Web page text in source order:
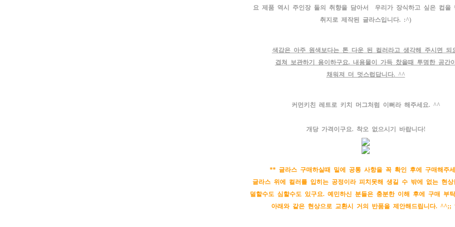
요 제품 역시 주인장 둘의 취향을 담아서 우리가 장식하고 싶은 컵을
취지로 제작된 글라스입니다. :^)
색감은 아주 원색보다는 톤 다운 된 컬러라고 생각해 주시면 되
겹쳐 보관하기 용이하구요. 내용물이 가득 찼을때 투명한 공간
채워져 더 멋스럽답니다. ^^
커먼키친 레트로 키치 머그처럼 이뻐라 해주세요. ^^
개당 가격이구요. 착오 없으시기 바랍니다!
** 글라스 구매하실때 밑에 공통 사항을 꼭 확인 후에 구매해주
글라스 위에 컬러를 입히는 공정이라 피치못해 생길 수 밖에 없는 현상
덜할수도 심할수도 있구요. 예민하신 분들은 충분한 이해 후에 구매 부탁
아래와 같은 현상으로 교환시 거의 반품을 제안해드립니다. ^^;;